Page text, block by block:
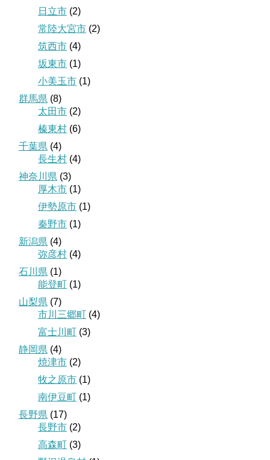
日立市 (2)
常陸大宮市 (2)
筑西市 (4)
坂東市 (1)
小美玉市 (1)
群馬県 (8)
太田市 (2)
榛東村 (6)
千葉県 (4)
長生村 (4)
神奈川県 (3)
厚木市 (1)
伊勢原市 (1)
秦野市 (1)
新潟県 (4)
弥彦村 (4)
石川県 (1)
能登町 (1)
山梨県 (7)
市川三郷町 (4)
富士川町 (3)
静岡県 (4)
焼津市 (2)
牧之原市 (1)
南伊豆町 (1)
長野県 (17)
長野市 (2)
高森町 (3)